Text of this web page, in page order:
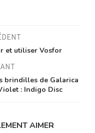
et utiliser Vosfor
brindilles de Galarica
: Indigo Disc
AIMER